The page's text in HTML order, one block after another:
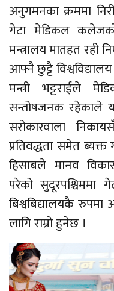
अनुगमनका क्रममा
गेटा मेडिकल कलेजको
मन्त्रालय मातहत रही
आफ्नै छुट्टै
मन्त्री भट्टराईले
सन्तोषजनक रहेकाले
सरोकारवाला
प्रतिवद्धता समेत
हिसाबले मानव
परेको
बिश्वबिद्यालयकै रुपमा
लागि राम्रो हुनेछ ।